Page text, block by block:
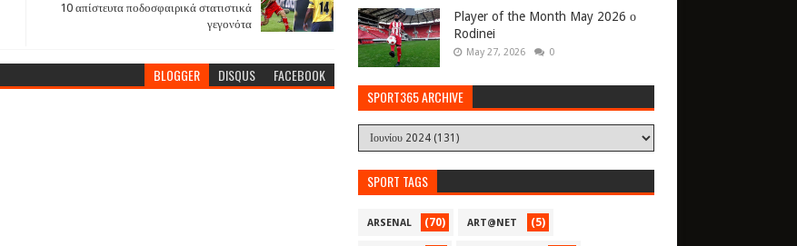
10 απίστευτα ποδοσφαιρικά στατιστικά
γεγονότα
BLOGGER DISQUS FACEBOOK
Player of the Month May 2026 ο
Rodinei
May 27, 2026 0
SPORT365 ARCHIVE
SPORT TAGS
ARSENAL (70) ART@NET (5)